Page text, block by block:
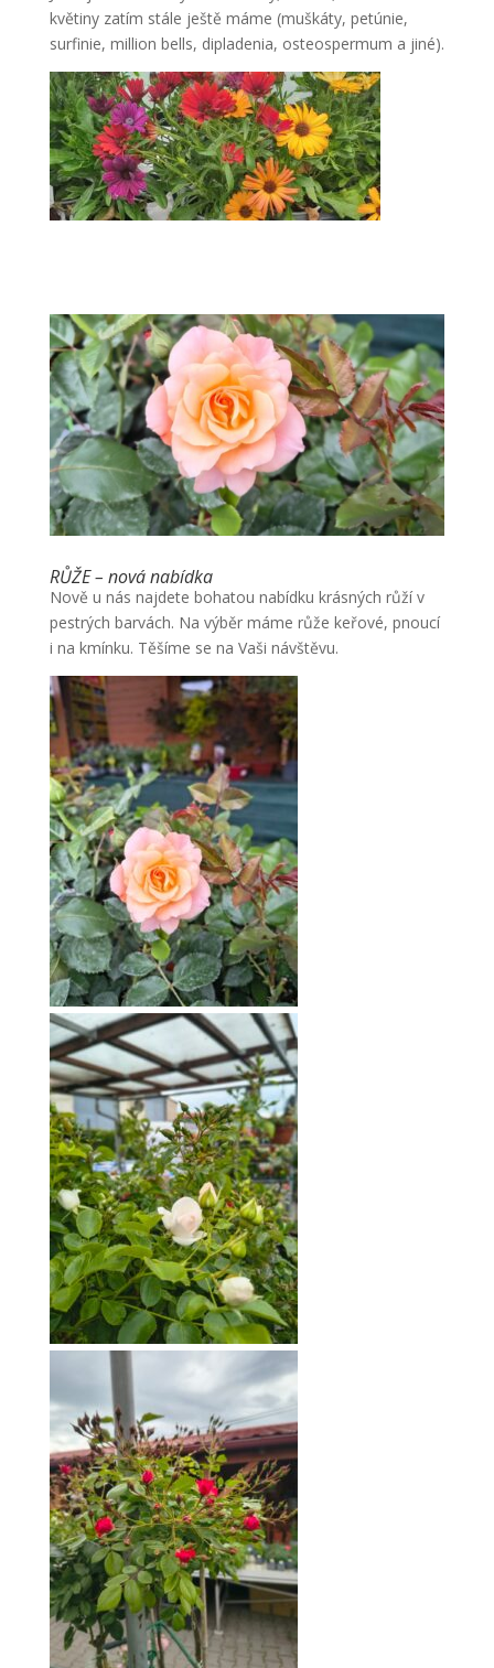
květiny zatím stále ještě máme (muškáty, petúnie,
surfinie, million bells, dipladenia, osteospermum a jiné).
RŮŽE – nová nabídka
Nově u nás najdete bohatou nabídku krásných růží v
pestrých barvách. Na výběr máme růže keřové, pnoucí
i na kmínku. Těšíme se na Vaši návštěvu.